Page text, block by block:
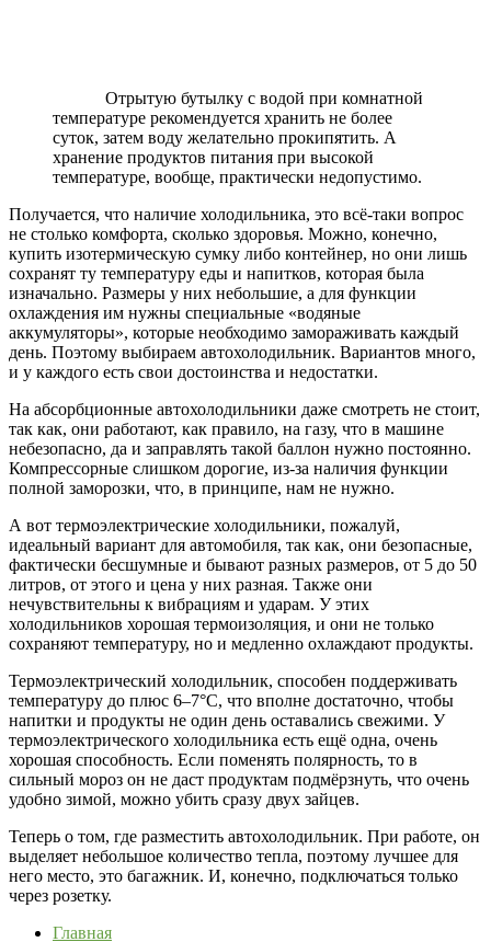
Отрытую бутылку с водой при комнатной
температуре рекомендуется хранить не более
суток, затем воду желательно прокипятить. А
хранение продуктов питания при высокой
температуре, вообще, практически недопустимо.
Получается, что наличие холодильника, это всё-таки вопрос
не столько комфорта, сколько здоровья. Можно, конечно,
купить изотермическую сумку либо контейнер, но они лишь
сохранят ту температуру еды и напитков, которая была
изначально. Размеры у них небольшие, а для функции
охлаждения им нужны специальные «водяные
аккумуляторы», которые необходимо замораживать каждый
день. Поэтому выбираем автохолодильник. Вариантов много,
и у каждого есть свои достоинства и недостатки.
На абсорбционные автохолодильники даже смотреть не стоит,
так как, они работают, как правило, на газу, что в машине
небезопасно, да и заправлять такой баллон нужно постоянно.
Компрессорные слишком дорогие, из-за наличия функции
полной заморозки, что, в принципе, нам не нужно.
А вот термоэлектрические холодильники, пожалуй,
идеальный вариант для автомобиля, так как, они безопасные,
фактически бесшумные и бывают разных размеров, от 5 до 50
литров, от этого и цена у них разная. Также они
нечувствительны к вибрациям и ударам. У этих
холодильников хорошая термоизоляция, и они не только
сохраняют температуру, но и медленно охлаждают продукты.
Термоэлектрический холодильник, способен поддерживать
температуру до плюс 6–7°C, что вполне достаточно, чтобы
напитки и продукты не один день оставались свежими. У
термоэлектрического холодильника есть ещё одна, очень
хорошая способность. Если поменять полярность, то в
сильный мороз он не даст продуктам подмёрзнуть, что очень
удобно зимой, можно убить сразу двух зайцев.
Теперь о том, где разместить автохолодильник. При работе, он
выделяет небольшое количество тепла, поэтому лучшее для
него место, это багажник. И, конечно, подключаться только
через розетку.
Главная